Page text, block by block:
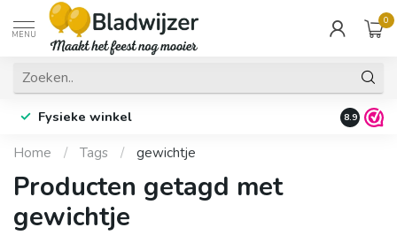
MENU
0
Fysieke winkel 8.9
Home / Tags / gewichtje
Producten getagd met
gewichtje